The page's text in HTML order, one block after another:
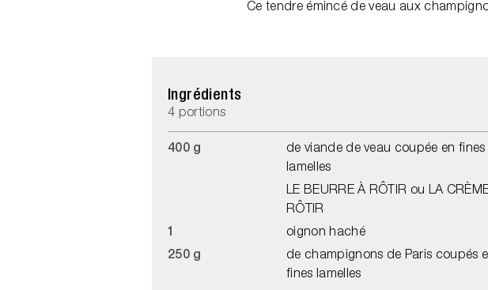
Ce tendre émincé de veau aux
Ingrédients
4 portions
400 g
de viande de veau coupée en fines
lamelles
LE BEURRE À RÔTIR ou LA
RÔTIR
1
oignon haché
250 g
de champignons de Paris coupés
fines lamelles